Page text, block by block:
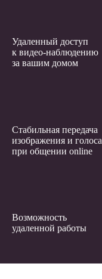
Удаленный доступ
к видео-наблюдению
за вашим домом
Стабильная передача
изображения и голоса
при общении online
Возможность
удаленной работы